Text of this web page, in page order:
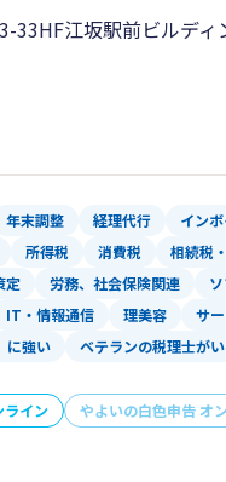
ブ
アニメーション業など
ど）
占術業、カウンセリン
業、運送業、建設業、
い、最高のソリューシ
のチカラだけでは、満
選ばれる非凡なコンサ
会に加盟しているこ
援法に基づく経営革新
ポートが可能です。
査法人、司法書士法人
33HF江坂駅前ビルディ
年末調整 経理代行 イン
所得税 消費税 相続税
定 労務、社会保険関連
IT・情報通信 理美容 サ
に強い ベテランの税理士が
ライン やよいの白色申告 オ